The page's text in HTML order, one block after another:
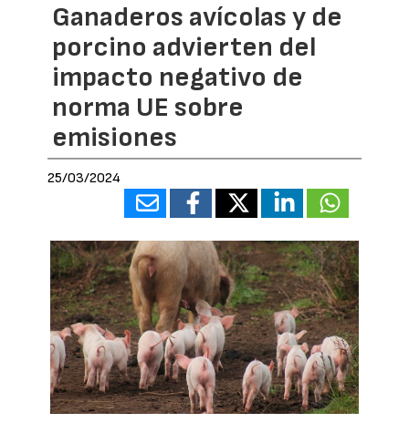
Ganaderos avícolas y de
porcino advierten del
impacto negativo de
norma UE sobre
emisiones
25/03/2024